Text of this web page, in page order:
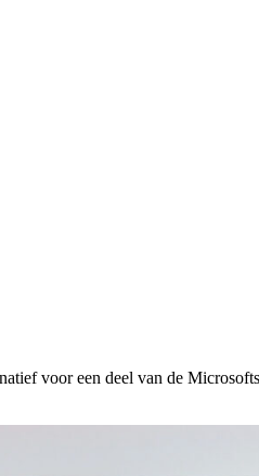
voor een deel van de